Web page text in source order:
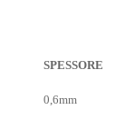
SPESSORE
0,6mm